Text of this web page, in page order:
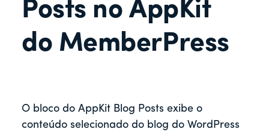
Posts no AppKit
do MemberPress
O bloco do AppKit Blog Posts exibe o
conteúdo selecionado do blog do WordPress